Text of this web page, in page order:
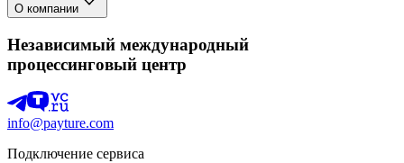
О компании
Независимый международный
процессинговый центр
info@payture.com
Подключение сервиса